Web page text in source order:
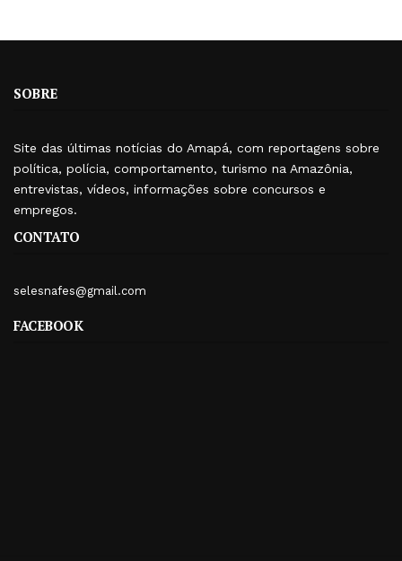
SOBRE
Site das últimas notícias do Amapá, com reportagens sobre
política, polícia, comportamento, turismo na Amazônia,
entrevistas, vídeos, informações sobre concursos e
empregos.
CONTATO
selesnafes@gmail.com
FACEBOOK